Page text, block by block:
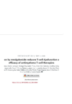
重焕活力”，破解多